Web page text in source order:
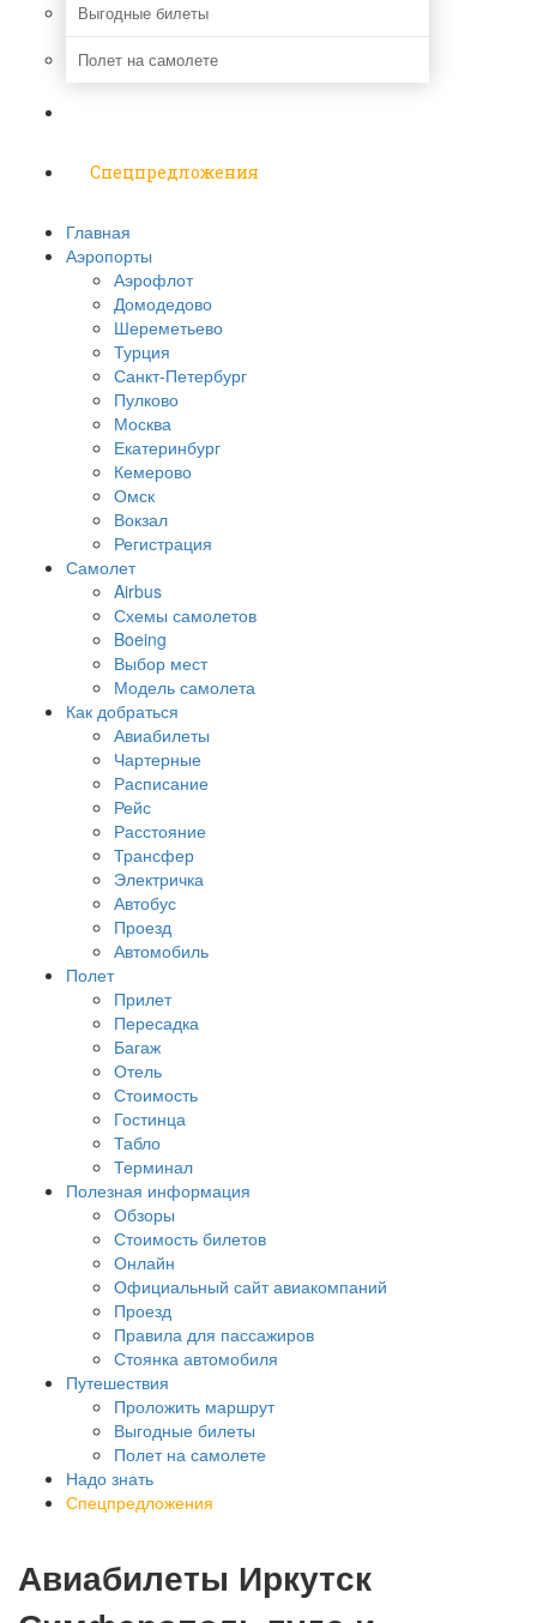
Выгодные билеты
Полет на самолете
Спецпредложения
Главная
Аэропорты
Аэрофлот
Домодедово
Шереметьево
Турция
Санкт-Петербург
Пулково
Москва
Екатеринбург
Кемерово
Омск
Вокзал
Регистрация
Самолет
Airbus
Схемы самолетов
Boeing
Выбор мест
Модель самолета
Как добраться
Авиабилеты
Чартерные
Расписание
Рейс
Расстояние
Трансфер
Электричка
Автобус
Проезд
Автомобиль
Полет
Прилет
Пересадка
Багаж
Отель
Стоимость
Гостинца
Табло
Терминал
Полезная информация
Обзоры
Стоимость билетов
Онлайн
Официальный сайт авиакомпаний
Проезд
Правила для пассажиров
Стоянка автомобиля
Путешествия
Проложить маршрут
Выгодные билеты
Полет на самолете
Надо знать
Спецпредложения
Авиабилеты Иркутск